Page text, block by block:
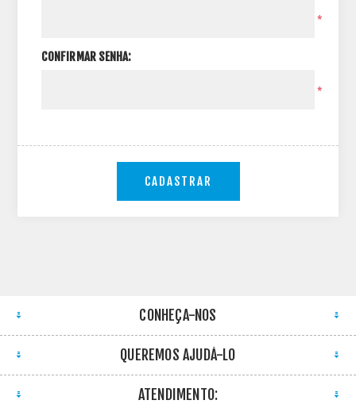
*
CONFIRMAR SENHA:
*
CADASTRAR
CONHEÇA-NOS
QUEREMOS AJUDÁ-LO
ATENDIMENTO: